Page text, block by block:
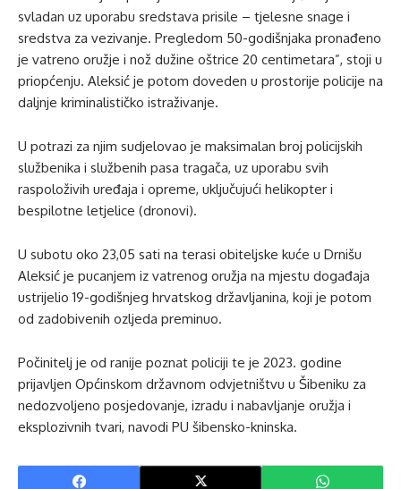
svladan uz uporabu sredstava prisile – tjelesne snage i
sredstva za vezivanje. Pregledom 50-godišnjaka pronađeno
je vatreno oružje i nož dužine oštrice 20 centimetara”, stoji u
priopćenju. Aleksić je potom doveden u prostorije policije na
daljnje kriminalističko istraživanje.
U potrazi za njim sudjelovao je maksimalan broj policijskih
službenika i službenih pasa tragača, uz uporabu svih
raspoloživih uređaja i opreme, uključujući helikopter i
bespilotne letjelice (dronovi).
U subotu oko 23,05 sati na terasi obiteljske kuće u Drnišu
Aleksić je pucanjem iz vatrenog oružja na mjestu događaja
ustrijelio 19-godišnjeg hrvatskog državljanina, koji je potom
od zadobivenih ozljeda preminuo.
Počinitelj je od ranije poznat policiji te je 2023. godine
prijavljen Općinskom državnom odvjetništvu u Šibeniku za
nedozvoljeno posjedovanje, izradu i nabavljanje oružja i
eksplozivnih tvari, navodi PU šibensko-kninska.